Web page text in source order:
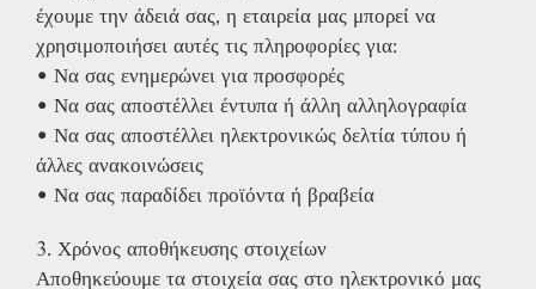
έχουμε την άδειά σας, η εταιρεία μας μπορεί να
χρησιμοποιήσει αυτές τις πληροφορίες για:
• Να σας ενημερώνει για προσφορές
• Να σας αποστέλλει έντυπα ή άλλη αλληλογραφία
• Να σας αποστέλλει ηλεκτρονικώς δελτία τύπου ή
άλλες ανακοινώσεις
• Να σας παραδίδει προϊόντα ή βραβεία
3. Χρόνος αποθήκευσης στοιχείων
Αποθηκεύουμε τα στοιχεία σας στο ηλεκτρονικό μας